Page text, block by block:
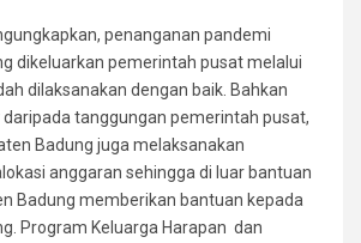
penanganan pandemi
dikeluarkan pemerintah pusat melalui
dilaksanakan dengan baik. Bahkan
daripada tanggungan pemerintah pusat,
Badung juga melaksanakan
anggaran sehingga di luar bantuan
Badung memberikan bantuan kepada
Program Keluarga Harapan dan